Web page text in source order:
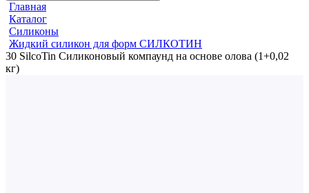
Главная
Каталог
Силиконы
Жидкий силикон для форм СИЛКОТИН
30 SilcoTin Силиконовый компаунд на основе олова (1+0,02
кг)